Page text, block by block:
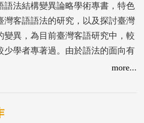
語法結構變異論略學術專書，特色
灣客語語法的研究，以及探討臺灣
變異，為目前臺灣客語研究中，較
少學者專著過。由於語法的面向有
全面囊括所有客語語法點的探討，
介面的變異，以及語法比較的時空
組織、格式上，除新論章節外，
more...